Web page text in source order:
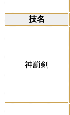
技名
神罰剣